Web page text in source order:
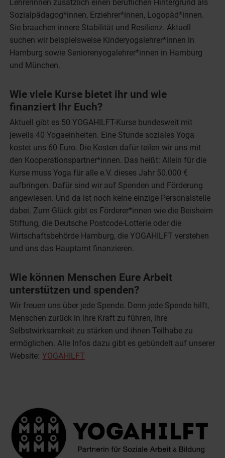
Lehrerinnen zusätzlich einen beruflichen Hintergrund als
Sozialpädagog*innen, Erziehrer*innen, Logopäd*innen.
Sie brauchen innere Stabilität und Resilienz. Aktuell
suchen wir beispielsweise Kinderyogalehrer*innen in
Hamburg sowie Seniorenyogalehrer*innen in Hamburg
und München.
Wie viele Kurse bietet ihr und wie
finanziert Ihr Euch?
Aktuell gibt es 50 YOGAHILFT-Kurse bundesweit mit
jeweils 40 Yogaeinheiten. Eine Stunde soziales Yoga
kostet uns 60 Euro. Die Kosten dafür teilen wir uns mit
den Kooperationspartner*innen. Das heißt: Allein für die
Kurse muss Yoga für alle e.V. dieses Jahr 50.000 €
aufbringen. Dafür sind wir auf Spenden und Förderung
angewiesen. Und da ist noch keine einzige Personalstelle
dabei. Zum Glück gibt es Förderer*innen wie die Beisheim
Stiftung, die Deutsche Postcode-Lotterie oder die
Wirtschaftsbehörde Hamburg, die YOGAHILFT verstehen
und uns das Hauptamt finanzieren.
Wie können Menschen Eure Arbeit
unterstützen und spenden?
Wir freuen uns über jede Spende. Denn jede Spende hilft,
Menschen zurück in ihre Kraft zu führen, ihre
Selbstwirksamkeit zu stärken und ihnen Teilhabe zu
ermöglichen. Alle Infos dazu gibt es gebündelt auf unserer
Website: YOGAHILFT